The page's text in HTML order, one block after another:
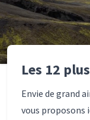
Les 12
Envie de grand
vous proposons